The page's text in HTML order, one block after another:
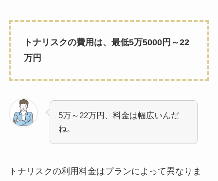
トナリスクの費用は、最低5万5000円～22
万円
5万～22万円、料金は幅広いんだ
ね。
トナリスクの利用料金はプランによって異なりま